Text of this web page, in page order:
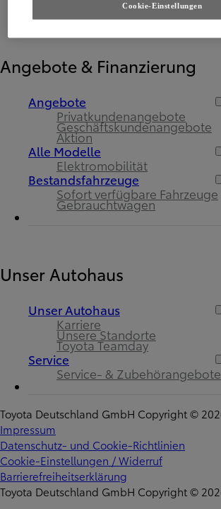
Angebote & Finanzierung
Angebote
Privatkundenangebote
Geschäftskundenangebote
Aktion
Alle Modelle
Elektromobilität
Bestandsfahrzeuge
Sofort verfügbare Fahrzeuge
Gebrauchtwagen
Unser Autohaus
Unser Autohaus
Karriere
Unsere Standorte
Toyota Teamday
Service
Service- & Zubehörangebote
Toyota Deutschland GmbH Copyright ©
Impressum
Datenschutz- und Cookie-Richtlinien
Cookie-Einstellungen / Widerruf
Barrierefreiheitserklärung
Toyota Deutschland GmbH Copyright ©
Cookie-Einstellungen